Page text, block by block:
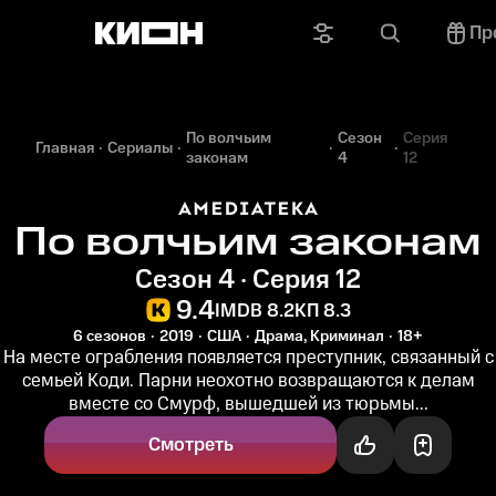
Главная Сериалы
По волчьим
законам
Сезон
4
Серия
12
По волчьим законам
Сезон 4 · Серия 12
9.4IMDB 8.2КП 8.3
6 сезонов 2019 США Драма, Криминал 18+
На месте ограбления появляется преступник, связанный с
семьей Коди. Парни неохотно возвращаются к делам
вместе со Смурф, вышедшей из тюрьмы...
Смотреть